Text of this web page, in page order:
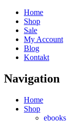
Home
Shop
Sale
My Account
Blog
Kontakt
Navigation
Home
Shop
ebooks